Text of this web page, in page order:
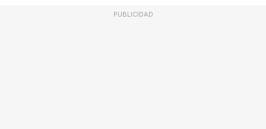
PUBLICIDAD